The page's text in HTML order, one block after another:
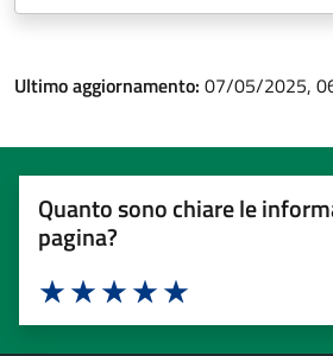
Ultimo aggiornamento: 07/05/2025,
Quanto sono chiare le
pagina?
Valuta 5 stelle su 5
Valuta 4 stelle su 5
Valuta 3 stelle su 5
Valuta 2 stelle su 5
Valuta 1 stelle su 5